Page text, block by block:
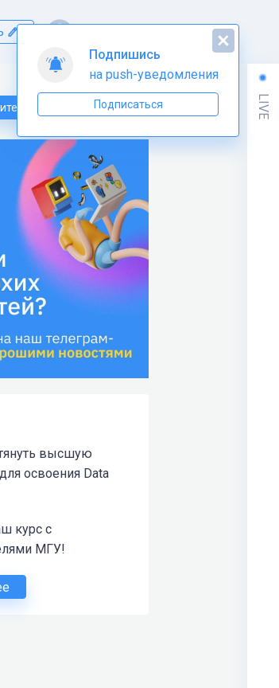
на нас в Telegram
высшую
освоения Data
курс с
МГУ!
LIVE
Подпишись
на push-уведомления
Подписаться